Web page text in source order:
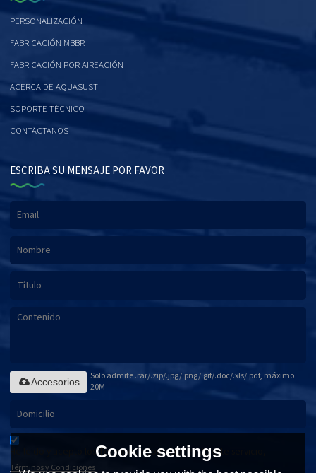
PERSONALIZACIÓN
FABRICACIÓN MBBR
FABRICACIÓN POR AIREACIÓN
ACERCA DE AQUASUST
SOPORTE TÉCNICO
CONTÁCTANOS
ESCRIBA SU MENSAJE POR FAVOR
Solo admite .rar/.zip/.jpg/.png/.gif/.doc/.xls/.pdf, máximo
20M
Accesorios
He leido y acepto los Términos y Condiciones de este servicio,
Términos y Condiciones
Cookie settings